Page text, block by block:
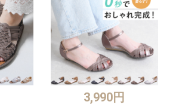
3,990円